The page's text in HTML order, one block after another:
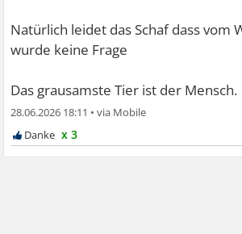
Natürlich leidet das Schaf dass vom
wurde keine Frage
Das grausamste Tier ist der Mensch.
28.06.2026 18:11 •
x 3